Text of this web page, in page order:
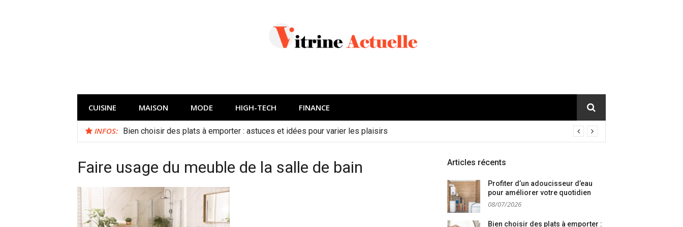
CUISINE MAISON MODE HIGH-TECH FINANCE
INFOS: Bien choisir des plats à emporter : astuces et idées pour varier les plaisirs
Faire usage du meuble de la salle de bain Articles récents
Profiter d’un adoucisseur d’eau
pour améliorer votre quotidien
08/07/2026
Bien choisir des plats à emporter :